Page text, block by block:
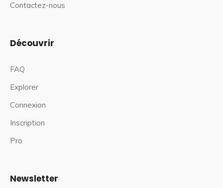
Contactez-nous
Découvrir
FAQ
Explorer
Connexion
Inscription
Pro
Newsletter